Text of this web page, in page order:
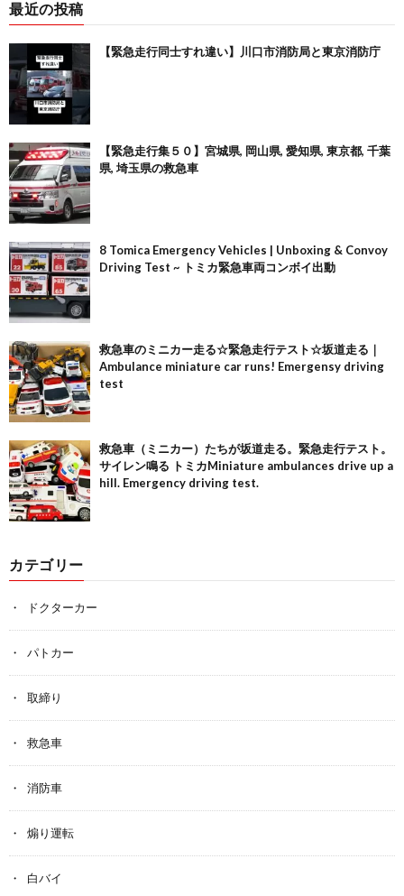
最近の投稿
【緊急走行同士すれ違い】川口市消防局と東京消防庁
【緊急走行集５０】宮城県, 岡山県, 愛知県, 東京都, 千葉
県, 埼玉県の救急車
8 Tomica Emergency Vehicles | Unboxing & Convoy
Driving Test ~ トミカ緊急車両コンボイ出動
救急車のミニカー走る☆緊急走行テスト☆坂道走る｜
Ambulance miniature car runs! Emergensy driving
test
救急車（ミニカー）たちが坂道走る。緊急走行テスト。
サイレン鳴る トミカMiniature ambulances drive up a
hill. Emergency driving test.
カテゴリー
ドクターカー
パトカー
取締り
救急車
消防車
煽り運転
白バイ